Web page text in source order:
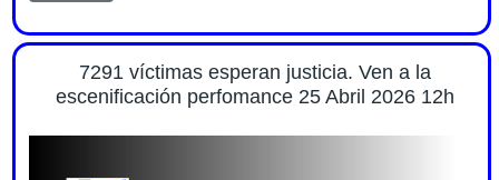
7291 víctimas esperan justicia. Ven a la
escenificación perfomance 25 Abril 2026 12h